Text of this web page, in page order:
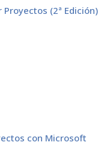
PROYECTO
(2ª Edición)
con Microsoft